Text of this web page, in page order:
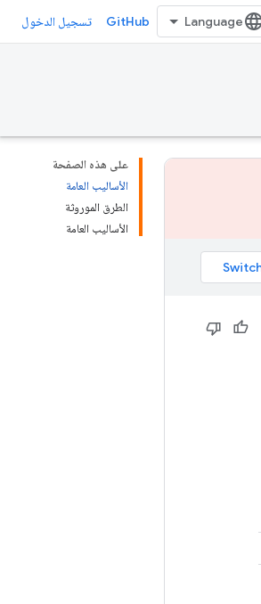
GitHub تسجيل الدخول
على هذه الصفحة
الأساليب العامة
الطرق الموروثة
الأساليب العامة